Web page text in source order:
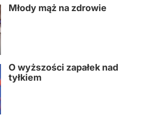
Młody mąż na zdrowie
O wyższości zapałek nad
tyłkiem